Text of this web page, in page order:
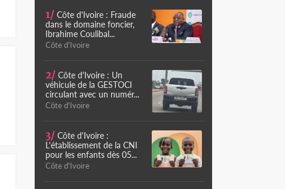
1/ Côte d'Ivoire : Fraude
dans le domaine foncier,
Ibrahime Coulibal...
Côte d'Ivoire
2/ Côte d'Ivoire : Un
véhicule de la GESTOCI
circulant avec un numér...
Côte d'Ivoire
3/ Côte d'Ivoire :
L'établissement de la CNI
pour les enfants dès 05...
Côte d'Ivoire